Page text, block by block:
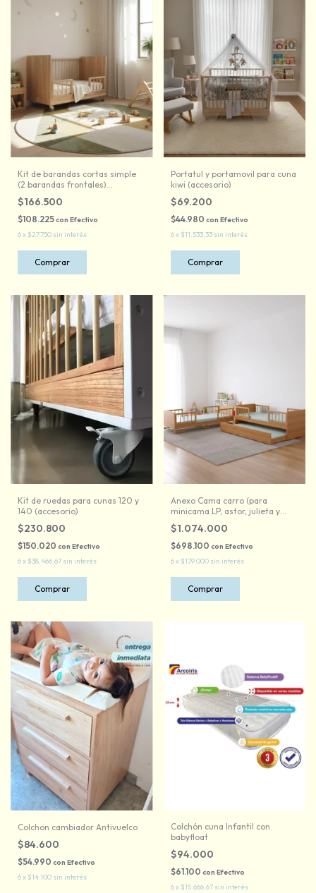
Kit de barandas cortas simple
(2 barandas frontales)
(accesorio)
$166.500
$108.225con Efectivo
6x $27.750 sin interés
Comprar
Portatul y portamovil para cuna
kiwi (accesorio)
$69.200
$44.980 con Efectivo
6x $11.533,33 sin interés
Kit de ruedas para cunas 120 y
140 (accesorio)
$230.800
$150.020 con Efectivo
6x $38.466,67 sin interés
Anexo Cama carro (para
minicama LP, astor, julieta y
Cuna Gael)
$1.074.000
$698.100 con Efectivo
6x $179.000 sin interés
Comprar
Colchon cambiador Antivuelco
$84.600
$54.990 con Efectivo
6x $14.100 sin interés
Colchón cuna Infantil con
babyfloat
$94.000
$61.100 con Efectivo
6x $15.666,67 sin interés